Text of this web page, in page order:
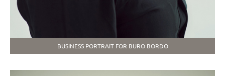
BUSINESS PORTRAIT FOR BURO BORDO